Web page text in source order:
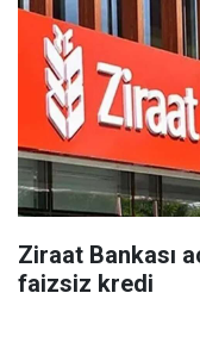
Ziraat Bankası
faizsiz kredi